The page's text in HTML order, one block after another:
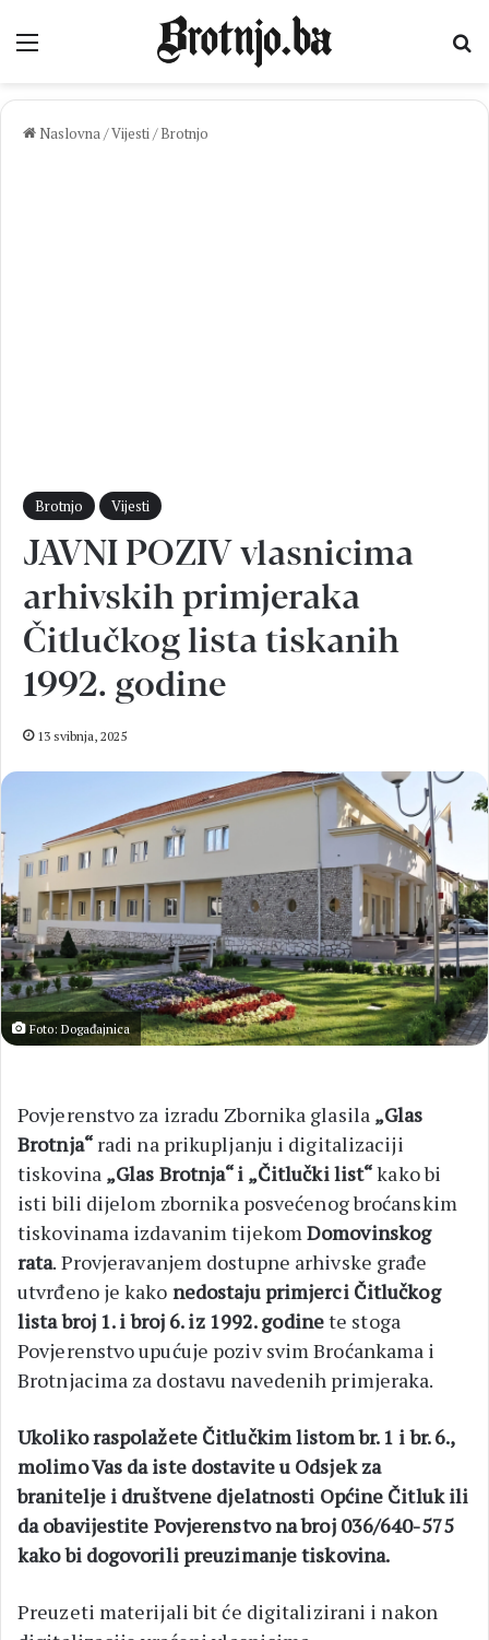
Izbornik
Naslovna/Vijesti/ Brotnjo
Brotnjo Vijesti
JAVNI POZIV vlasnicima
arhivskih primjeraka
Čitlučkog lista tiskanih
1992. godine
13 svibnja, 2025
Foto: Događajnica
Povjerenstvo za izradu Zbornika glasila „Glas
Brotnja“radi na prikupljanju i digitalizaciji
tiskovina „Glas Brotnja“ i „Čitlučki list“kako bi
isti bili dijelom zbornika posvećenog broćanskim
tiskovinama izdavanim tijekomDomovinskog
rata. Provjeravanjem dostupne arhivske građe
utvrđeno je kako nedostaju primjerci Čitlučkog
lista broj 1. i broj 6. iz 1992. godinete stoga
Povjerenstvo upućuje poziv svim Broćankama i
Brotnjacima za dostavu navedenih primjeraka.
Ukoliko raspolažete Čitlučkim listom br. 1 i br. 6.,
molimo Vas da iste dostavite u Odsjek za
branitelje i društvene djelatnosti Općine Čitluk ili
da obavijestite Povjerenstvo na broj 036/640-575
kako bi dogovorili preuzimanje tiskovina.
Preuzeti materijali bit će digitalizirani i nakon